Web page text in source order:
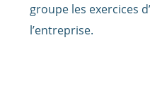
groupe les exercices
l’entreprise.